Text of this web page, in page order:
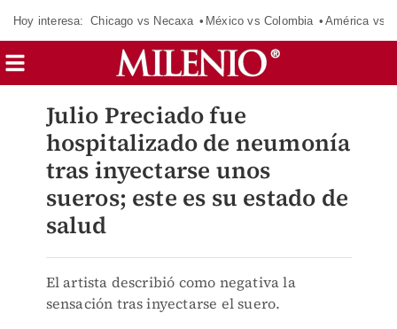
Hoy interesa: Chicago vs Necaxa México vs Colombia América vs
Julio Preciado fue
hospitalizado de neumonía
tras inyectarse unos
sueros; este es su estado de
salud
El artista describió como negativa la
sensación tras inyectarse el suero.